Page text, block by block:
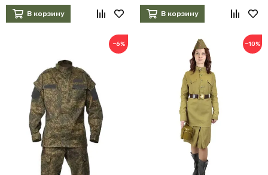
В корзину В корзину
−6% −10%